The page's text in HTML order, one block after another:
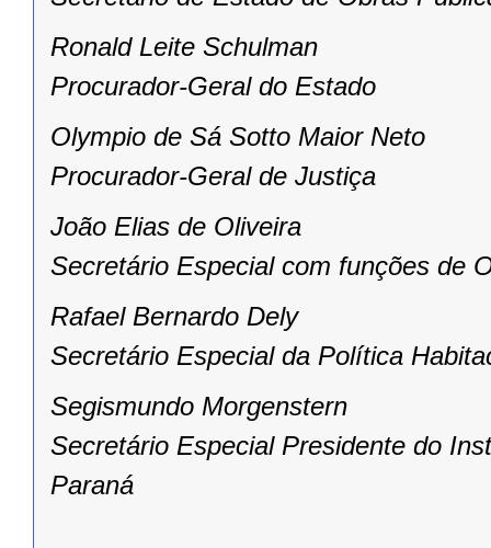
Ronald Leite Schulman
Procurador-Geral do Estado
Olympio de Sá Sotto Maior Neto
Procurador-Geral de Justiça
João Elias de Oliveira
Secretário Especial com funções de
Rafael Bernardo Dely
Secretário Especial da Política
Segismundo Morgenstern
Secretário Especial Presidente do
Paraná